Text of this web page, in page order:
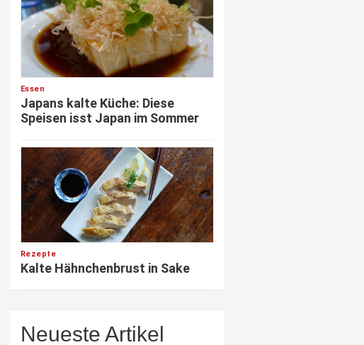
Essen
Japans kalte Küche: Diese
Speisen isst Japan im Sommer
Rezepte
Kalte Hähnchenbrust in Sake
Neueste Artikel